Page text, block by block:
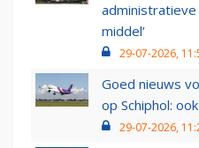
administratieve
middel’
29-07-2026,
Goed nieuws
op Schiphol:
29-07-2026,